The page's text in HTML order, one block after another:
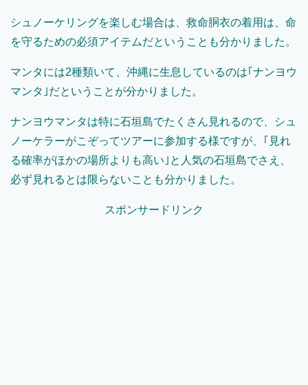
シュノーケリングを楽しむ場合は、救命胴衣の着用は、命
を守るための必須アイテムだということも分かりました。
マンタには2種類いて、沖縄に生息しているのは｢ナンヨウ
マンタ｣だということが分かりました。
ナンヨウマンタは特に石垣島でたくさん見れるので、シュ
ノーケラーがこぞってツアーに参加する様ですが、｢見れ
る確率がほかの場所よりも高い｣と人気の石垣島でさえ、
必ず見れるとは限らないことも分かりました。
スポンサードリンク